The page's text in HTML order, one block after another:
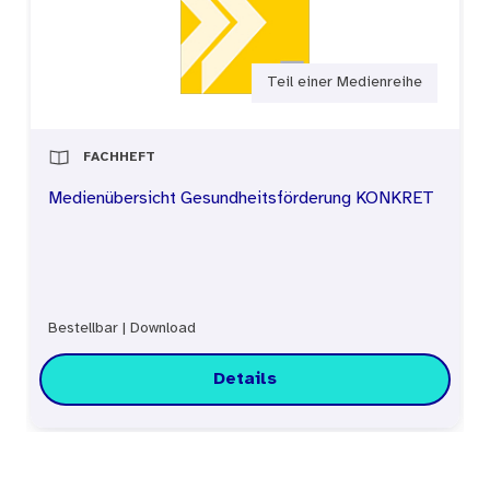
Im Mittelpunkt der Vorträge und Diskussionen
standen daher Fragestellungen, die darauf
vermittelt werden kann. Die Dokumentation
Praxis weiterhin zu verfolgen.
Teil einer Medienreihe
FACHHEFT
Medienübersicht Gesundheitsförderung KONKRET
Bestellbar Download
Details